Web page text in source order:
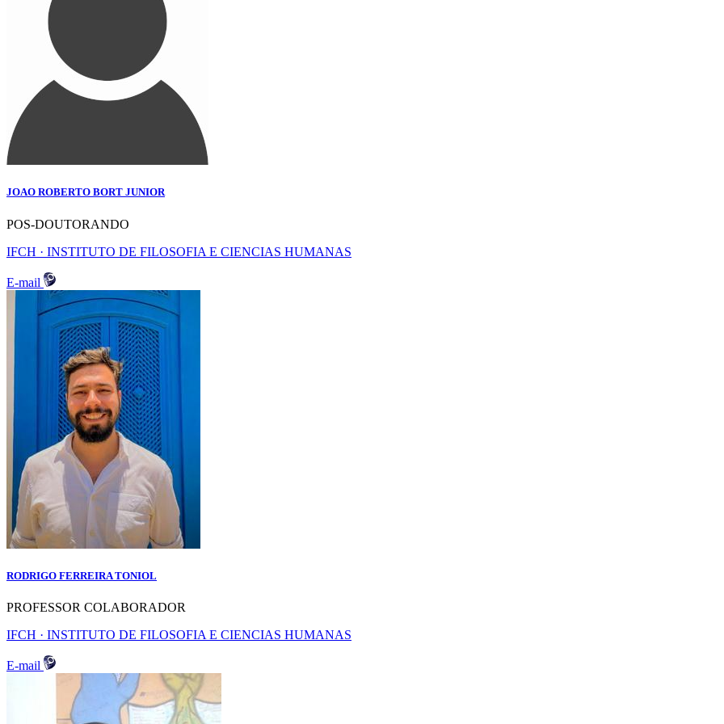
JOAO ROBERTO BORT JUNIOR
POS-DOUTORANDO
IFCH · INSTITUTO DE FILOSOFIA E CIENCIAS HUMANAS
E-mail
RODRIGO FERREIRA TONIOL
PROFESSOR COLABORADOR
IFCH · INSTITUTO DE FILOSOFIA E CIENCIAS HUMANAS
E-mail